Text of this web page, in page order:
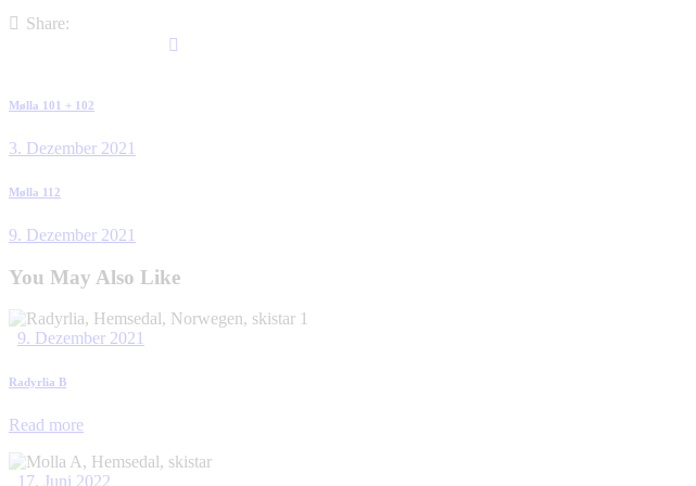
Share:
Beitragsnavigation
Previous
Mølla 101 + 102
3. Dezember 2021
Next
Mølla 112
9. Dezember 2021
You May Also Like
9. Dezember 2021
Radyrlia B
Read more
17. Juni 2022